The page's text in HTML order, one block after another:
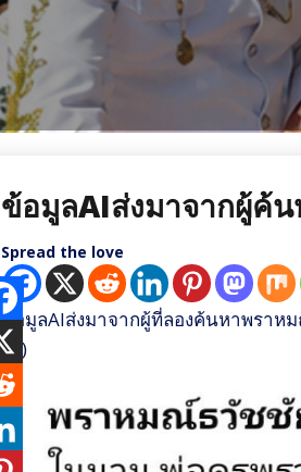
ข้อมูลAIส่งมาจากผู้ค้น
Spread the love
ข้อมูลAIส่งมาจากผู้ที่ลองค้นหาพราห
ดัง)